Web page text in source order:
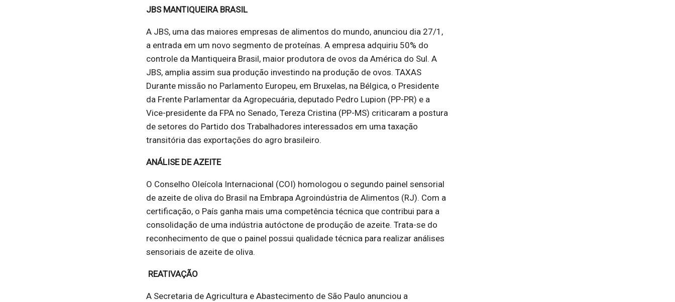
JBS MANTIQUEIRA BRASIL
A JBS, uma das maiores empresas de alimentos do mundo, anunciou dia 27/1,
a entrada em um novo segmento de proteínas. A empresa adquiriu 50% do
controle da Mantiqueira Brasil, maior produtora de ovos da América do Sul. A
JBS, amplia assim sua produção investindo na produção de ovos. TAXAS
Durante missão no Parlamento Europeu, em Bruxelas, na Bélgica, o Presidente
da Frente Parlamentar da Agropecuária, deputado Pedro Lupion (PP-PR) e a
Vice-presidente da FPA no Senado, Tereza Cristina (PP-MS) criticaram a postura
de setores do Partido dos Trabalhadores interessados em uma taxação
transitória das exportações do agro brasileiro.
ANÁLISE DE AZEITE
O Conselho Oleícola Internacional (COI) homologou o segundo painel sensorial
de azeite de oliva do Brasil na Embrapa Agroindústria de Alimentos (RJ). Com a
certificação, o País ganha mais uma competência técnica que contribui para a
consolidação de uma indústria autóctone de produção de azeite. Trata-se do
reconhecimento de que o painel possui qualidade técnica para realizar análises
sensoriais de azeite de oliva.
REATIVAÇÃO
A Secretaria de Agricultura e Abastecimento de São Paulo anunciou a